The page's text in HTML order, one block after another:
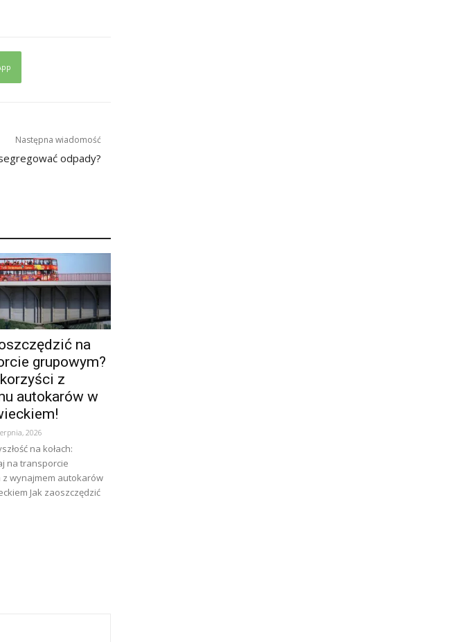
Następna wiadomość
odpady?
na
grupowym?
z
autokarów w
2026
na kołach:
na transporcie
z wynajmem autokarów
Jak zaoszczędzić